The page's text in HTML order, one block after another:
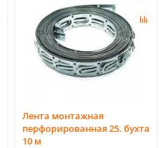
Лента монтажная
перфорированная 25. бухта
10 м